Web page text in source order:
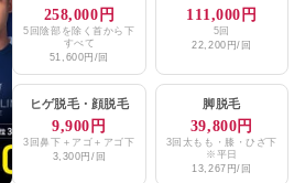
258,000円
5回陰部を除く首から下
すべて
51,600円/回
111,000円
5回
22,200円/回
ヒゲ脱毛・ 顔脱毛
9,900円
3回鼻下＋アゴ＋アゴ下
3,300円/回
脚脱毛
39,800円
3回太もも・膝・ひざ下
※平日
13,267円/回